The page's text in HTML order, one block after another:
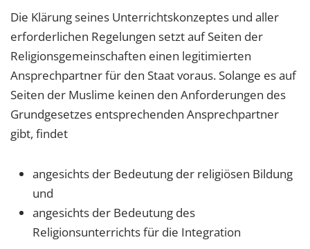
Die Klärung seines Unterrichtskonzeptes und aller
erforderlichen Regelungen setzt auf Seiten der
Religionsgemeinschaften einen legitimierten
Ansprechpartner für den Staat voraus. Solange es auf
Seiten der Muslime keinen den Anforderungen des
Grundgesetzes entsprechenden Ansprechpartner
gibt, findet
angesichts der Bedeutung der religiösen Bildung
und
angesichts der Bedeutung des
Religionsunterrichts für die Integration